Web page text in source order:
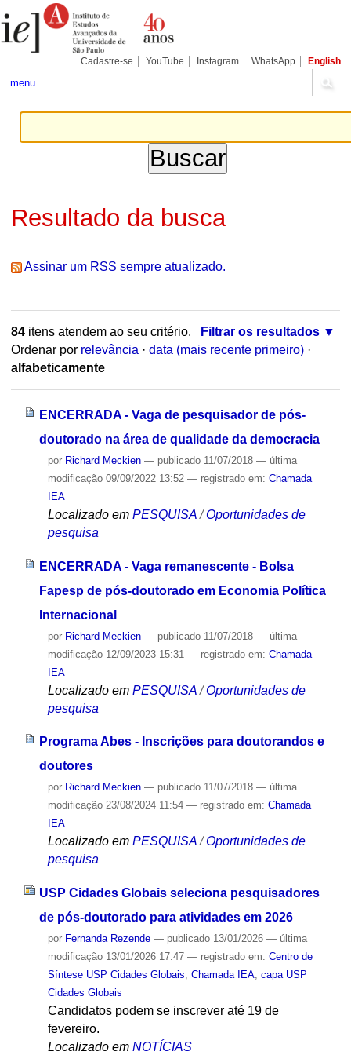
para
conteúdo.
Pessoais
Cadastre-se YouTube Instagram WhatsApp English
menu
Resultado da busca
Assinar um RSS sempre atualizado.
84itens atendem ao seu critério.
Filtrar os resultados
Ordenar por relevância · data (mais recente primeiro) ·
alfabeticamente
ENCERRADA - Vaga de pesquisador de pós-
doutorado na área de qualidade da democracia
por Richard Meckien — publicado11/07/2018 — última
modificação09/09/2022 13:52 — registrado em: Chamada
IEA
Localizado em PESQUISA /Oportunidades de
pesquisa
ENCERRADA - Vaga remanescente - Bolsa
Fapesp de pós-doutorado em Economia Política
Internacional
por Richard Meckien — publicado11/07/2018 — última
modificação12/09/2023 15:31 — registrado em: Chamada
IEA
Localizado em PESQUISA /Oportunidades de
pesquisa
Programa Abes - Inscrições para doutorandos e
doutores
por Richard Meckien — publicado11/07/2018 — última
modificação23/08/2024 11:54 — registrado em: Chamada
IEA
Localizado em PESQUISA /Oportunidades de
pesquisa
USP Cidades Globais seleciona pesquisadores
de pós-doutorado para atividades em 2026
por Fernanda Rezende — publicado13/01/2026 — última
modificação13/01/2026 17:47 — registrado em: Centro de
Síntese USP Cidades Globais, Chamada IEA, capa USP
Cidades Globais
Candidatos podem se inscrever até 19 de
fevereiro.
Localizado em NOTÍCIAS